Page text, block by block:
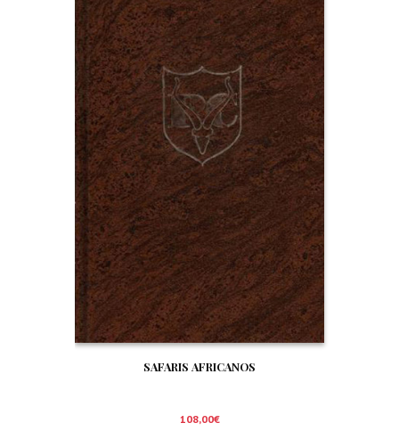
SAFARIS AFRICANOS
108,00€